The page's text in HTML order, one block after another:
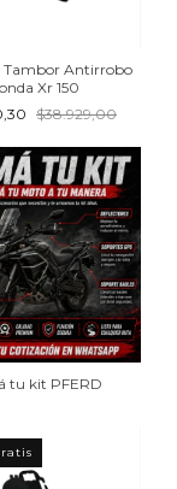
Tambor Antirrobo
Xr 150
$38.929,00
tu kit PFERD